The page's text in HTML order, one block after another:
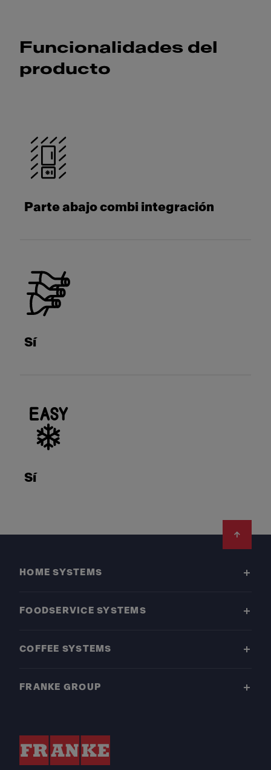
Funcionalidades del
producto
Parte abajo combi integración
Sí
Sí
HOME SYSTEMS
FOODSERVICE SYSTEMS
COFFEE SYSTEMS
FRANKE GROUP